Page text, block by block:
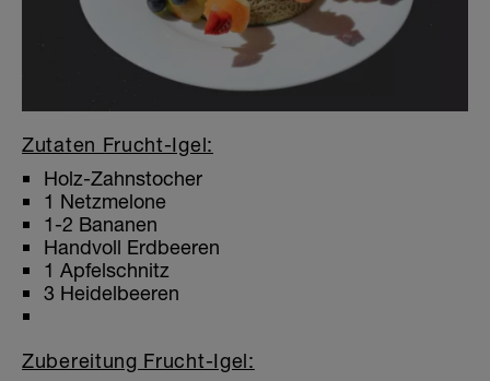
Zutaten Frucht-Igel:
Holz-Zahnstocher
1 Netzmelone
1-2 Bananen
Handvoll Erdbeeren
1 Apfelschnitz
3 Heidelbeeren
Zubereitung Frucht-Igel: